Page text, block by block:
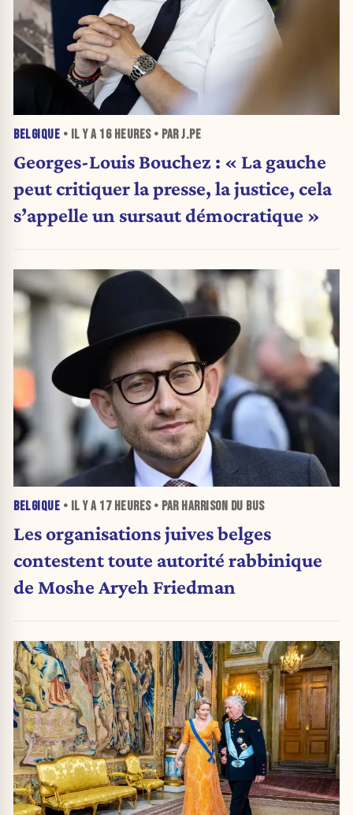
BELGIQUE • IL Y A 16 HEURES• PAR J.PE
Georges-Louis Bouchez : « La gauche
peut critiquer la presse, la justice, cela
s’appelle un sursaut démocratique »
BELGIQUE • IL Y A 17 HEURES• PAR HARRISON DU BUS
Les organisations juives belges
contestent toute autorité rabbinique
de Moshe Aryeh Friedman